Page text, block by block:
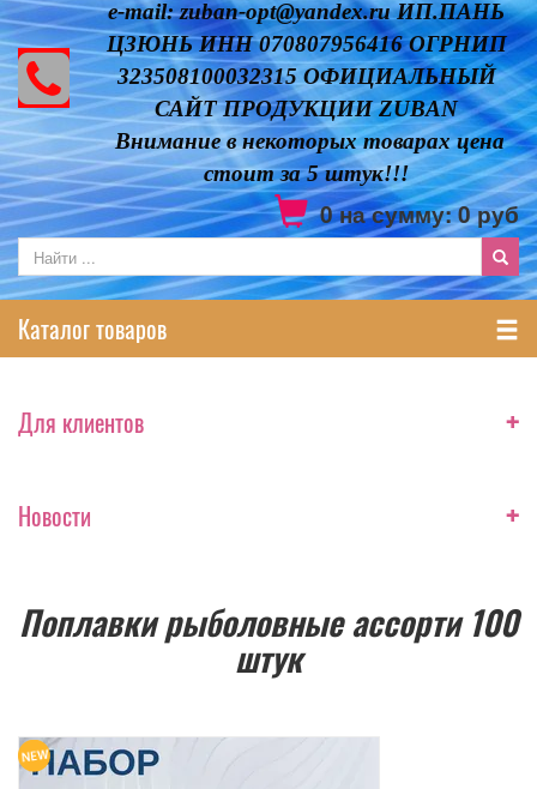
e-mail: zuban-opt@yandex.ru ИП.ПАНЬ
ЦЗЮНЬ ИНН 070807956416 ОГРНИП
323508100032315 ОФИЦИАЛЬНЫЙ
САЙТ ПРОДУКЦИИ ZUBAN
Внимание в некоторых товарах цена
стоит за 5 штук!!!
0на сумму:0руб
Каталог товаров
Для клиентов +
Новости +
Поплавки рыболовные ассорти 100
штук